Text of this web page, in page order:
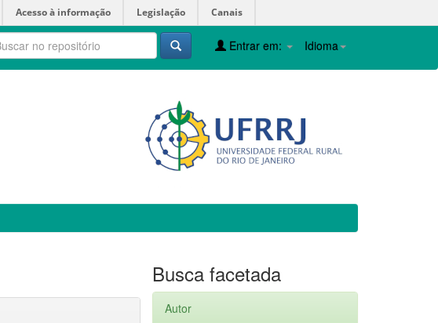
Acesso à informação Legislação Canais
Idioma
Entrar em:
Busca facetada
Autor